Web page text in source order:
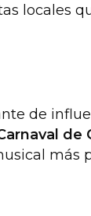
locales
de
de
más